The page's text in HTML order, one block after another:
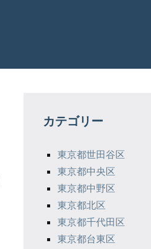
カテゴリー
東京都世田谷区
東京都中央区
東京都中野区
東京都北区
東京都千代田区
東京都台東区